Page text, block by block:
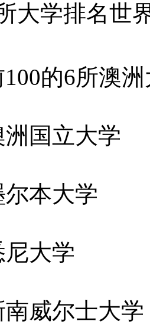
大学排名世
的6所澳
国立大学
本大学
大学
威尔士大学